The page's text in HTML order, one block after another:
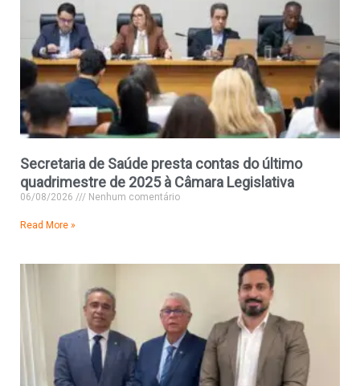
Secretaria de Saúde presta contas do último
quadrimestre de 2025 à Câmara Legislativa
06/08/2026 Nenhum comentário
Read More »